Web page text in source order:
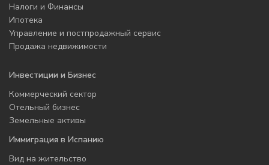
Налоги и Финансы
Ипотека
Управление и постпродажный сервис
Продажа недвижимости
Инвестиции и Бизнес
Коммерческий сектор
Отельный бизнес
Земельные активы
Иммиграция в Испанию
Вид на жительство